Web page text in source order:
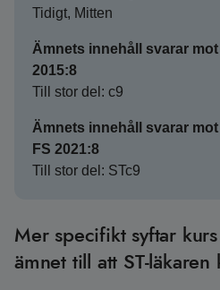
Tidigt, Mitten
Ämnets innehåll svarar
2015:8
Till stor del: c9
Ämnets innehåll svarar
FS 2021:8
Till stor del: STc9
Mer specifikt syftar
ämnet till att ST-läkaren